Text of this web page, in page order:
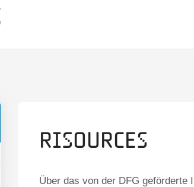
RIsources
Über das von der DFG